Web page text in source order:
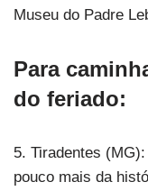
Museu do Padre
Para
do feriado:
5. Tiradentes
pouco mais da